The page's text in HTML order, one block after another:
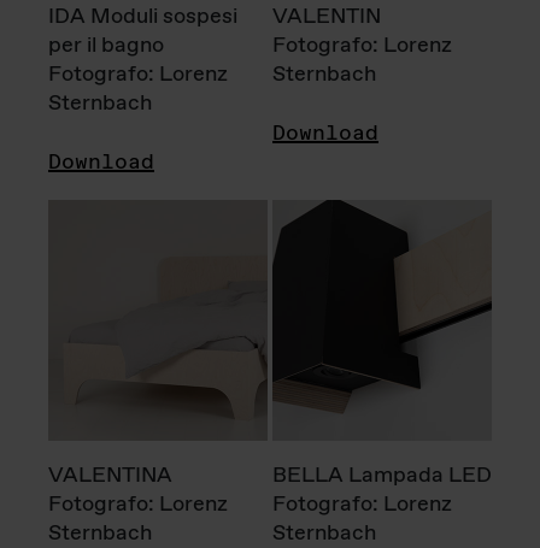
IDA Moduli sospesi
per il bagno
Fotografo: Lorenz
Sternbach
Download
VALENTIN
Fotografo: Lorenz
Sternbach
Download
VALENTINA
Fotografo: Lorenz
Sternbach
BELLA Lampada LED
Fotografo: Lorenz
Sternbach